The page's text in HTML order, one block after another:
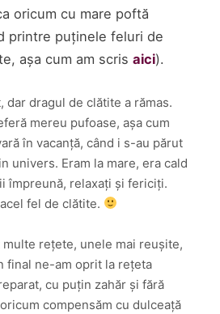
oricum cu mare poftă
printre puținele feluri de
așa cum am scris aici).
dar dragul de clătite a rămas.
mereu pufoase, așa cum
în vacanță, când i s-au părut
univers. Eram la mare, era cald
împreună, relaxați și fericiți.
fel de clătite.
multe rețete, unele mai reușite,
final ne-am oprit la rețeta
cu puțin zahăr și fără
compensăm cu dulceață